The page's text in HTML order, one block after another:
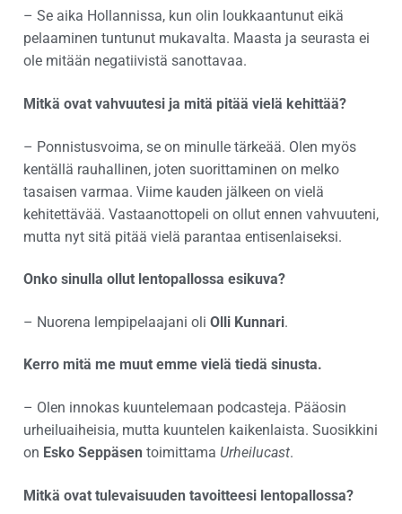
– Se aika Hollannissa, kun olin loukkaantunut eikä
pelaaminen tuntunut mukavalta. Maasta ja seurasta ei
ole mitään negatiivistä sanottavaa.
Mitkä ovat vahvuutesi ja mitä pitää vielä kehittää?
– Ponnistusvoima, se on minulle tärkeää. Olen myös
kentällä rauhallinen, joten suorittaminen on melko
tasaisen varmaa. Viime kauden jälkeen on vielä
kehitettävää. Vastaanottopeli on ollut ennen vahvuuteni,
mutta nyt sitä pitää vielä parantaa entisenlaiseksi.
Onko sinulla ollut lentopallossa esikuva?
– Nuorena lempipelaajani oli Olli Kunnari.
Kerro mitä me muut emme vielä tiedä sinusta.
– Olen innokas kuuntelemaan podcasteja. Pääosin
urheiluaiheisia, mutta kuuntelen kaikenlaista. Suosikkini
on Esko Seppäsen toimittama Urheilucast.
Mitkä ovat tulevaisuuden tavoitteesi lentopallossa?